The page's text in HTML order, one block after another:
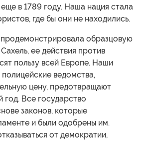
в 1789 году. Наша нация стала
где бы они не находились.
образцовую
ее действия против
пользу всей Европе. Наши
ведомства,
цену, предотвращают
год. Все государство
законов, которые
и были одобрены им.
от демократии,